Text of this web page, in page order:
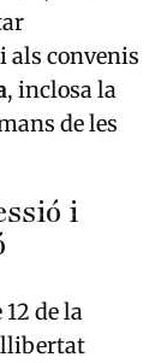
als convenis
, inclosa la
de les
i
de la
llibertat